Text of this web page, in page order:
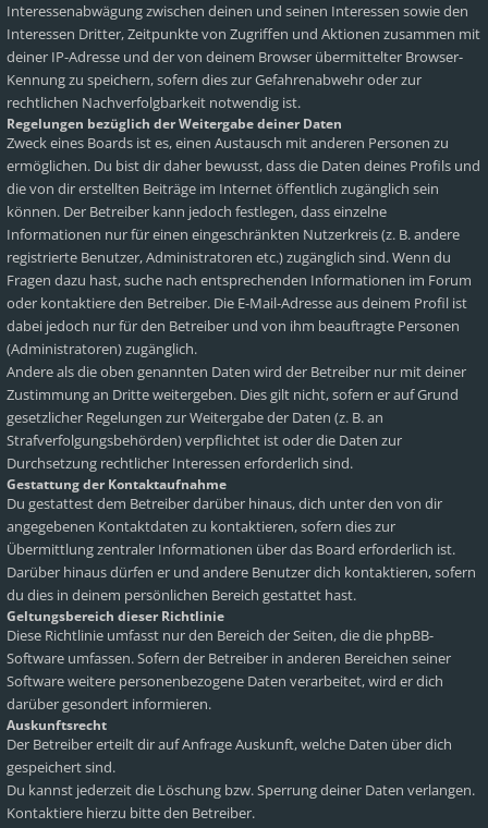
Interessenabwägung zwischen deinen und seinen Interessen sowie den
Interessen Dritter, Zeitpunkte von Zugriffen und Aktionen zusammen mit
deiner IP-Adresse und der von deinem Browser übermittelter Browser-
Kennung zu speichern, sofern dies zur Gefahrenabwehr oder zur
rechtlichen Nachverfolgbarkeit notwendig ist.
Regelungen bezüglich der Weitergabe deiner Daten
Zweck eines Boards ist es, einen Austausch mit anderen Personen zu
ermöglichen. Du bist dir daher bewusst, dass die Daten deines Profils und
die von dir erstellten Beiträge im Internet öffentlich zugänglich sein
können. Der Betreiber kann jedoch festlegen, dass einzelne
Informationen nur für einen eingeschränkten Nutzerkreis (z. B. andere
registrierte Benutzer, Administratoren etc.) zugänglich sind. Wenn du
Fragen dazu hast, suche nach entsprechenden Informationen im Forum
oder kontaktiere den Betreiber. Die E-Mail-Adresse aus deinem Profil ist
dabei jedoch nur für den Betreiber und von ihm beauftragte Personen
(Administratoren) zugänglich.
Andere als die oben genannten Daten wird der Betreiber nur mit deiner
Zustimmung an Dritte weitergeben. Dies gilt nicht, sofern er auf Grund
gesetzlicher Regelungen zur Weitergabe der Daten (z. B. an
Strafverfolgungsbehörden) verpflichtet ist oder die Daten zur
Durchsetzung rechtlicher Interessen erforderlich sind.
Gestattung der Kontaktaufnahme
Du gestattest dem Betreiber darüber hinaus, dich unter den von dir
angegebenen Kontaktdaten zu kontaktieren, sofern dies zur
Übermittlung zentraler Informationen über das Board erforderlich ist.
Darüber hinaus dürfen er und andere Benutzer dich kontaktieren, sofern
du dies in deinem persönlichen Bereich gestattet hast.
Geltungsbereich dieser Richtlinie
Diese Richtlinie umfasst nur den Bereich der Seiten, die die phpBB-
Software umfassen. Sofern der Betreiber in anderen Bereichen seiner
Software weitere personenbezogene Daten verarbeitet, wird er dich
darüber gesondert informieren.
Auskunftsrecht
Der Betreiber erteilt dir auf Anfrage Auskunft, welche Daten über dich
gespeichert sind.
Du kannst jederzeit die Löschung bzw. Sperrung deiner Daten verlangen.
Kontaktiere hierzu bitte den Betreiber.